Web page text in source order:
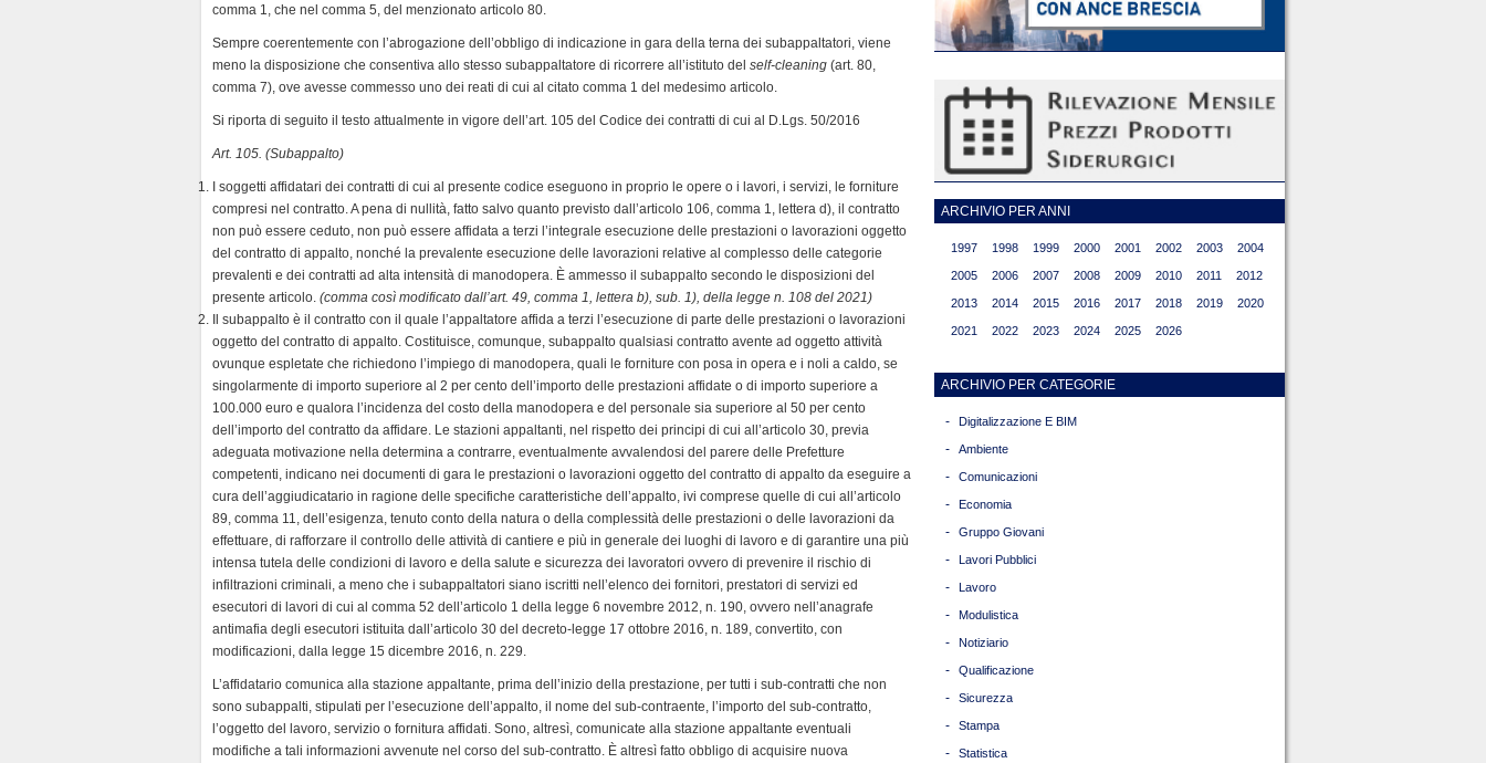
comma 1, che nel comma 5, del menzionato articolo 80.
Sempre coerentemente con l’abrogazione dell’obbligo di indicazione in gara della terna dei subappaltatori, viene
meno la disposizione che consentiva allo stesso subappaltatore di ricorrere all’istituto del self-cleaning (art. 80,
comma 7), ove avesse commesso uno dei reati di cui al citato comma 1 del medesimo articolo.
Si riporta di seguito il testo attualmente in vigore dell’art. 105 del Codice dei contratti di cui al D.Lgs. 50/2016
Art. 105. (Subappalto)
I soggetti affidatari dei contratti di cui al presente codice eseguono in proprio le opere o i lavori, i servizi, le forniture
compresi nel contratto. A pena di nullità, fatto salvo quanto previsto dall’articolo 106, comma 1, lettera d), il contratto
non può essere ceduto, non può essere affidata a terzi l’integrale esecuzione delle prestazioni o lavorazioni oggetto
del contratto di appalto, nonché la prevalente esecuzione delle lavorazioni relative al complesso delle categorie
prevalenti e dei contratti ad alta intensità di manodopera. È ammesso il subappalto secondo le disposizioni del
presente articolo. (comma così modificato dall’art. 49, comma 1, lettera b), sub. 1), della legge n. 108 del 2021)
Il subappalto è il contratto con il quale l’appaltatore affida a terzi l’esecuzione di parte delle prestazioni o lavorazioni
oggetto del contratto di appalto. Costituisce, comunque, subappalto qualsiasi contratto avente ad oggetto attività
ovunque espletate che richiedono l’impiego di manodopera, quali le forniture con posa in opera e i noli a caldo, se
singolarmente di importo superiore al 2 per cento dell’importo delle prestazioni affidate o di importo superiore a
100.000 euro e qualora l’incidenza del costo della manodopera e del personale sia superiore al 50 per cento
dell’importo del contratto da affidare. Le stazioni appaltanti, nel rispetto dei principi di cui all’articolo 30, previa
adeguata motivazione nella determina a contrarre, eventualmente avvalendosi del parere delle Prefetture
competenti, indicano nei documenti di gara le prestazioni o lavorazioni oggetto del contratto di appalto da eseguire a
cura dell’aggiudicatario in ragione delle specifiche caratteristiche dell’appalto, ivi comprese quelle di cui all’articolo
89, comma 11, dell’esigenza, tenuto conto della natura o della complessità delle prestazioni o delle lavorazioni da
effettuare, di rafforzare il controllo delle attività di cantiere e più in generale dei luoghi di lavoro e di garantire una più
intensa tutela delle condizioni di lavoro e della salute e sicurezza dei lavoratori ovvero di prevenire il rischio di
infiltrazioni criminali, a meno che i subappaltatori siano iscritti nell’elenco dei fornitori, prestatori di servizi ed
esecutori di lavori di cui al comma 52 dell’articolo 1 della legge 6 novembre 2012, n. 190, ovvero nell’anagrafe
antimafia degli esecutori istituita dall’articolo 30 del decreto-legge 17 ottobre 2016, n. 189, convertito, con
modificazioni, dalla legge 15 dicembre 2016, n. 229.
L’affidatario comunica alla stazione appaltante, prima dell’inizio della prestazione, per tutti i sub-contratti che non
sono subappalti, stipulati per l’esecuzione dell’appalto, il nome del sub-contraente, l’importo del sub-contratto,
l’oggetto del lavoro, servizio o fornitura affidati. Sono, altresì, comunicate alla stazione appaltante eventuali
modifiche a tali informazioni avvenute nel corso del sub-contratto. È altresì fatto obbligo di acquisire nuova
ARCHIVIO PER ANNI
1997 1998 1999 2000 2001 2002 2003 2004
2005 2006 2007 2008 2009 2010 2011 2012
2013 2014 2015 2016 2017 2018 2019 2020
2021 2022 2023 2024 2025 2026
ARCHIVIO PER CATEGORIE
- Digitalizzazione E BIM
- Ambiente
- Comunicazioni
- Economia
- Gruppo Giovani
- Lavori Pubblici
- Lavoro
- Modulistica
- Notiziario
- Qualificazione
- Sicurezza
- Stampa
- Statistica